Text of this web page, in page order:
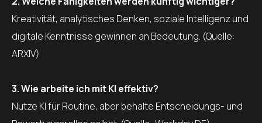
Kreativität, analytisches Denken, soziale Intelligenz und
digitale Kenntnisse gewinnen an Bedeutung. (Quelle:
ARXIV)
3. Wie arbeite ich mit KI effektiv?
Nutze KI für Routine, aber behalte Entscheidungs- und